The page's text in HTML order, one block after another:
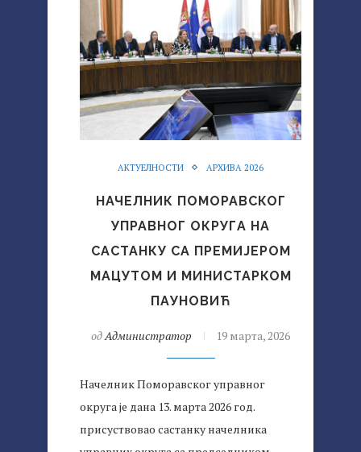
АКТУЕЛНОСТИ АРХИВА 2026
НАЧЕЛНИК ПОМОРАВСКОГ
УПРАВНОГ ОКРУГА НА
САСТАНКУ СА ПРЕМИЈЕРОМ
МАЦУТОМ И МИНИСТАРКОМ
ПАУНОВИЋ
од Администратор 19 марта, 2026
Начелник Поморавског управног
округа је дана 13. марта 2026 год.
присуствовао састанку начелника